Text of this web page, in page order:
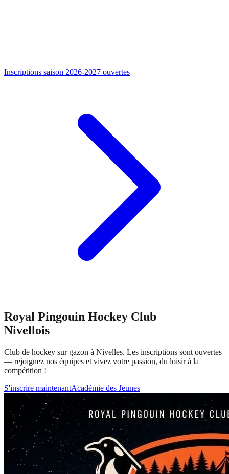
Inscriptions saison 2026-2027 ouvertes
Royal Pingouin Hockey Club
Nivellois
Club de hockey sur gazon à Nivelles. Les inscriptions sont ouvertes
— rejoignez nos équipes et vivez votre passion, du loisir à la
compétition !
S'inscrire maintenantAcadémie des Jeunes